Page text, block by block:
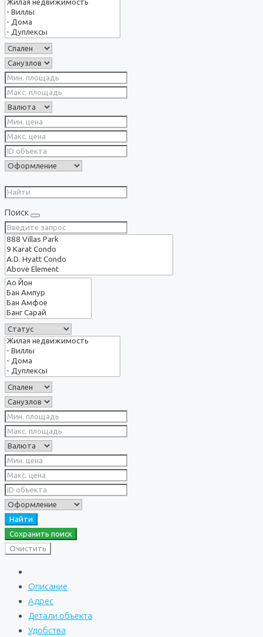
Поиск
Найти
Сохранить поиск
Очистить
Описание
Адрес
Детали объекта
Удобства